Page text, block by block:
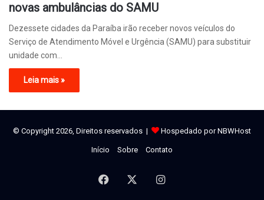
novas ambulâncias do SAMU
Dezessete cidades da Paraíba irão receber novos veículos do
Serviço de Atendimento Móvel e Urgência (SAMU) para substituir
unidade com…
Leia mais »
© Copyright 2026, Direitos reservados | Hospedado por NBWHost
Início Sobre Contato
Facebook Instagram